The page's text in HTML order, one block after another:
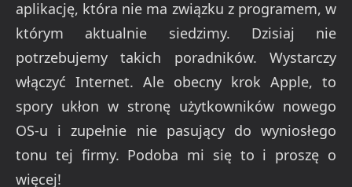
aplikację, która nie ma związku z programem, w
którym aktualnie siedzimy. Dzisiaj nie
potrzebujemy takich poradników. Wystarczy
włączyć Internet. Ale obecny krok Apple, to
spory ukłon w stronę użytkowników nowego
OS-u i zupełnie nie pasujący do wyniosłego
tonu tej firmy. Podoba mi się to i proszę o
więcej!